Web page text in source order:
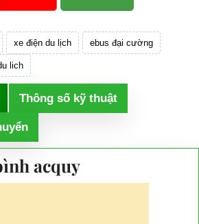
xe điện du lịch ebus đại cường
lich
Thông số kỹ thuật
acquy